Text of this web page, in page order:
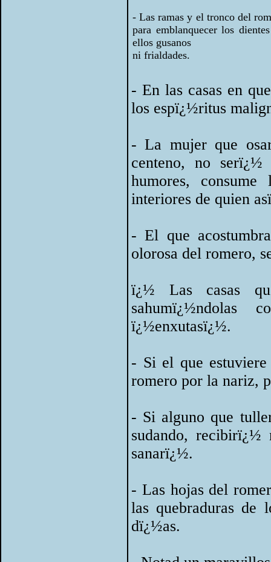
- Las ramas y el tronco del
para emblanquecer los
ellos gusanos
ni frialdades.
- En las casas en
los espï¿½ritus
- La mujer que
centeno, no
humores,
interiores de quien
- El que
olorosa del romero,
ï¿½ Las casas
ï¿½enxutasï¿½.
- Si el que
romero por la nariz,
- Si alguno que
sudando,
sanarï¿½.
- Las hojas del
las quebraduras
dï¿½as.